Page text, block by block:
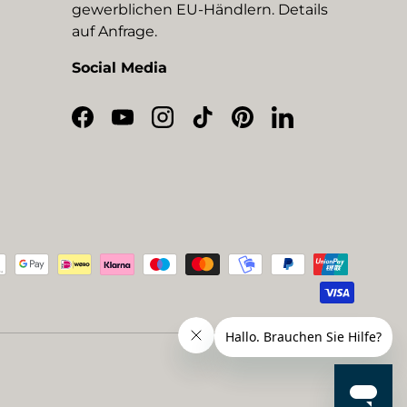
gewerblichen EU-Händlern. Details
auf Anfrage.
Social Media
Facebook
YouTubeInstagram
TikTokPinterestLinkedIn